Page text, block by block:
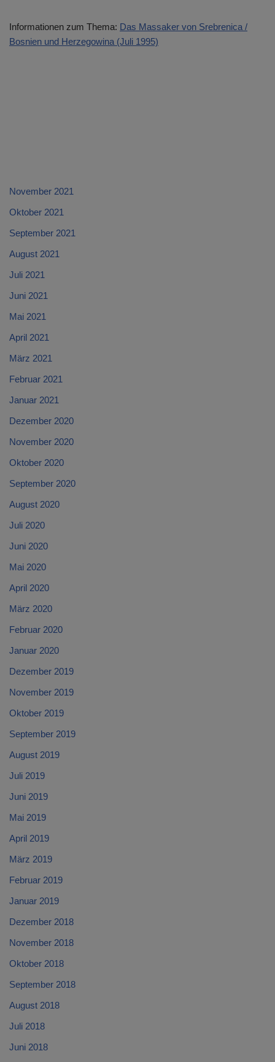
Informationen zum Thema: Das Massaker von Srebrenica /
Bosnien und Herzegowina (Juli 1995)
November 2021
Oktober 2021
September 2021
August 2021
Juli 2021
Juni 2021
Mai 2021
April 2021
März 2021
Februar 2021
Januar 2021
Dezember 2020
November 2020
Oktober 2020
September 2020
August 2020
Juli 2020
Juni 2020
Mai 2020
April 2020
März 2020
Februar 2020
Januar 2020
Dezember 2019
November 2019
Oktober 2019
September 2019
August 2019
Juli 2019
Juni 2019
Mai 2019
April 2019
März 2019
Februar 2019
Januar 2019
Dezember 2018
November 2018
Oktober 2018
September 2018
August 2018
Juli 2018
Juni 2018